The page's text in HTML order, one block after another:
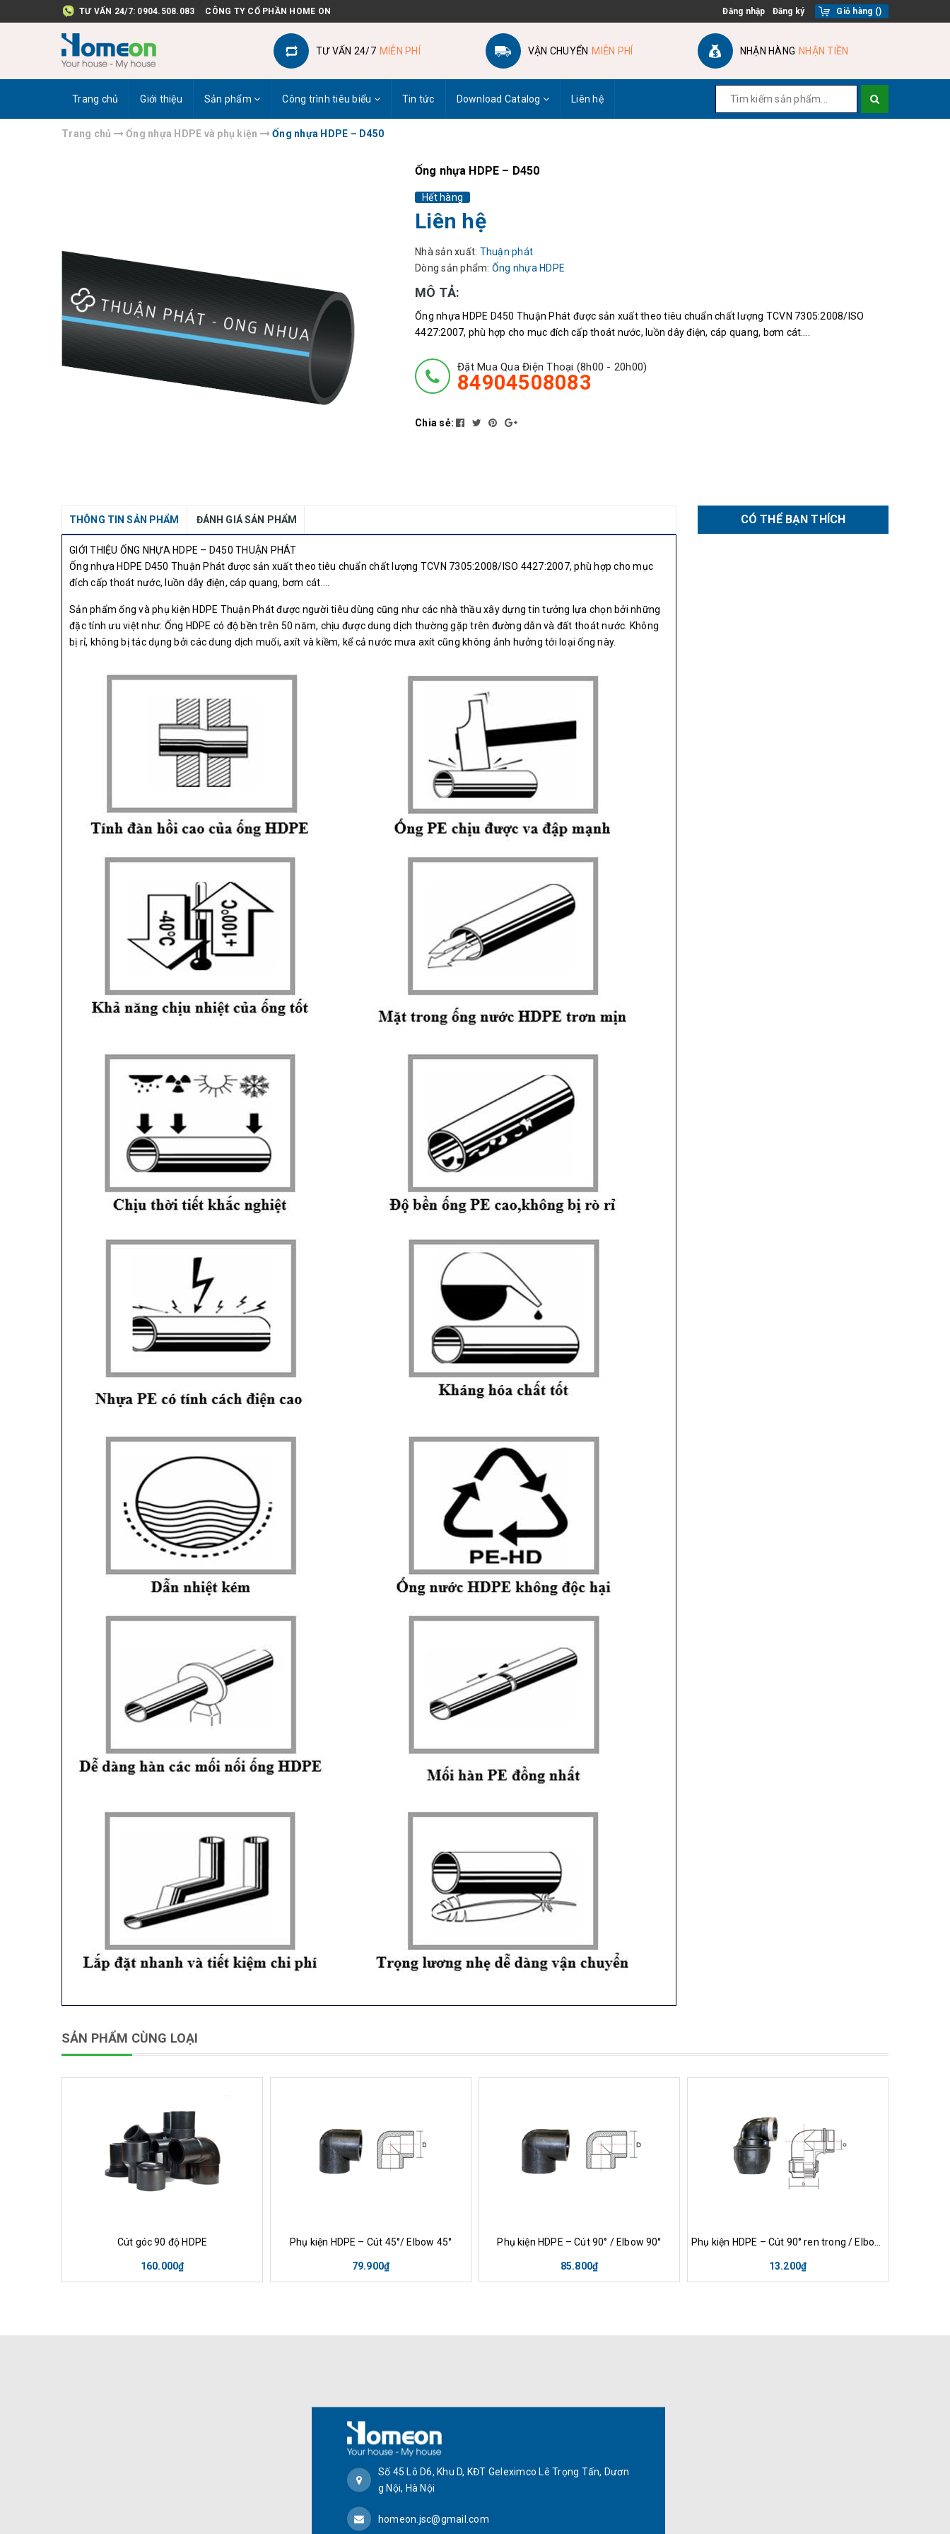
TƯ VẤN 24/7: 0904.508.083 CÔNG TY CỔ PHẦN HOME ON Đăng nhập Đăng ký Giỏ hàng ()
TƯ VẤN 24/7 MIỄN PHÍ VẬN CHUYỂN MIỄN PHÍ NHẬN HÀNG NHẬN TIỀN
Trang chủ Giới thiệu Sản phẩm Công trình tiêu biểu Tin tức Download Catalog Liên hệ
Trang chủ Ống nhựa HDPE và phụ kiện Ống nhựa HDPE – D450
Ống nhựa HDPE – D450
Hết hàng
Liên hệ
Nhà sản xuất: Thuận phát
Dòng sản phẩm: Ống nhựa HDPE
MÔ TẢ:
Ống nhựa HDPE D450 Thuận Phát được sản xuất theo tiêu chuẩn chất lượng TCVN 7305:2008/ISO
4427:2007, phù hợp cho mục đích cấp thoát nước, luồn dây điện, cáp quang, bơm cát….
Đặt Mua Qua Điện Thoại (8h00 - 20h00)
84904508083
Chia sẻ:
THÔNG TIN SẢN PHẨM ĐÁNH GIÁ SẢN PHẨM
GIỚI THIỆU ỐNG NHỰA HDPE – D450 THUẬN PHÁT
Ống nhựa HDPE D450 Thuận Phát được sản xuất theo tiêu chuẩn chất lượng TCVN 7305:2008/ISO 4427:2007, phù hợp cho mục
đích cấp thoát nước, luồn dây điện, cáp quang, bơm cát….
Sản phẩm ống và phụ kiện HDPE Thuận Phát được người tiêu dùng cũng như các nhà thầu xây dựng tin tưởng lựa chọn bởi những
đặc tính ưu việt như: Ống HDPE có độ bền trên 50 năm, chịu được dung dịch thường gặp trên đường dẫn và đất thoát nước. Không
bị rỉ, không bị tác dụng bởi các dung dịch muối, axít và kiềm, kể cả nước mưa axít cũng không ảnh hưởng tới loại ống này.
CÓ THỂ BẠN THÍCH
SẢN PHẨM CÙNG LOẠI
Cút góc 90 độ HDPE
160.000₫
Phụ kiện HDPE – Cút 45°/ Elbow 45°
79.900₫
Phụ kiện HDPE – Cút 90° / Elbow 90°
85.800₫
Phụ kiện HDPE – Cút 90° ren trong / Elbow 90° Femade thread
13.200₫
Số 45 Lô D6, Khu D, KĐT Geleximco Lê Trọng Tấn, Dươn
g Nội, Hà Nội
homeon.jsc@gmail.com